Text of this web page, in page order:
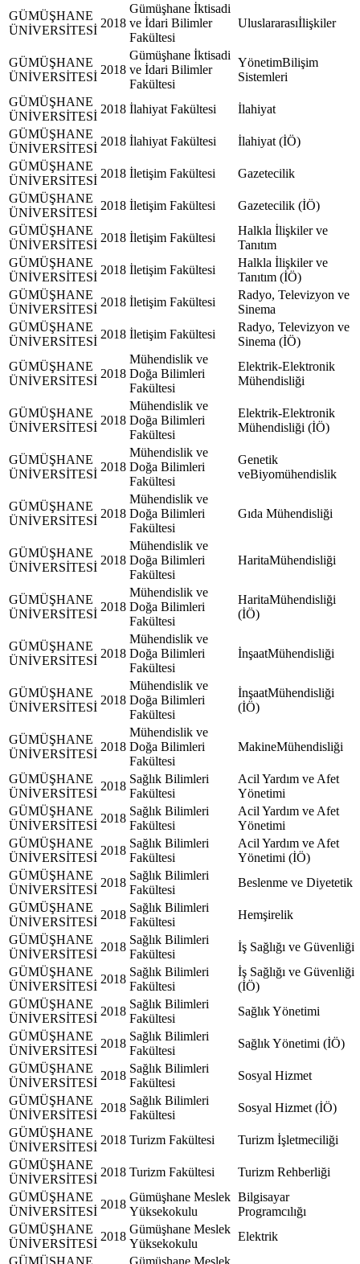
GÜMÜŞHANE
ÜNİVERSİTESİ
2018
Gümüşhane İktisadi
ve İdari Bilimler
Fakültesi
Uluslararasıİlişkiler
GÜMÜŞHANE
ÜNİVERSİTESİ
2018
Gümüşhane İktisadi
ve İdari Bilimler
Fakültesi
YönetimBilişim
Sistemleri
GÜMÜŞHANE
ÜNİVERSİTESİ
2018 İlahiyat Fakültesi
İlahiyat
GÜMÜŞHANE
ÜNİVERSİTESİ
2018 İlahiyat Fakültesi
İlahiyat (İÖ)
GÜMÜŞHANE
ÜNİVERSİTESİ
2018 İletişim Fakültesi
Gazetecilik
GÜMÜŞHANE
ÜNİVERSİTESİ
2018 İletişim Fakültesi
Gazetecilik (İÖ)
GÜMÜŞHANE
ÜNİVERSİTESİ
2018 İletişim Fakültesi
Halkla İlişkiler ve
Tanıtım
GÜMÜŞHANE
ÜNİVERSİTESİ
2018 İletişim Fakültesi
Halkla İlişkiler ve
Tanıtım (İÖ)
GÜMÜŞHANE
ÜNİVERSİTESİ
2018 İletişim Fakültesi
Radyo, Televizyon ve
Sinema
GÜMÜŞHANE
ÜNİVERSİTESİ
2018 İletişim Fakültesi
Radyo, Televizyon ve
Sinema (İÖ)
GÜMÜŞHANE
ÜNİVERSİTESİ
2018
Mühendislik ve
Doğa Bilimleri
Fakültesi
Elektrik-Elektronik
Mühendisliği
GÜMÜŞHANE
ÜNİVERSİTESİ
2018
Mühendislik ve
Doğa Bilimleri
Fakültesi
Elektrik-Elektronik
Mühendisliği (İÖ)
GÜMÜŞHANE
ÜNİVERSİTESİ
2018
Mühendislik ve
Doğa Bilimleri
Fakültesi
Genetik
veBiyomühendislik
GÜMÜŞHANE
ÜNİVERSİTESİ
2018
Mühendislik ve
Doğa Bilimleri
Fakültesi
Gıda Mühendisliği
GÜMÜŞHANE
ÜNİVERSİTESİ
2018
Mühendislik ve
Doğa Bilimleri
Fakültesi
HaritaMühendisliği
GÜMÜŞHANE
ÜNİVERSİTESİ
2018
Mühendislik ve
Doğa Bilimleri
Fakültesi
HaritaMühendisliği
(İÖ)
GÜMÜŞHANE
ÜNİVERSİTESİ
2018
Mühendislik ve
Doğa Bilimleri
Fakültesi
İnşaatMühendisliği
GÜMÜŞHANE
ÜNİVERSİTESİ
2018
Mühendislik ve
Doğa Bilimleri
Fakültesi
İnşaatMühendisliği
(İÖ)
GÜMÜŞHANE
ÜNİVERSİTESİ
2018
Mühendislik ve
Doğa Bilimleri
Fakültesi
MakineMühendisliği
GÜMÜŞHANE
ÜNİVERSİTESİ
2018
Sağlık Bilimleri
Fakültesi
Acil Yardım ve Afet
Yönetimi
GÜMÜŞHANE
ÜNİVERSİTESİ
2018
Sağlık Bilimleri
Fakültesi
Acil Yardım ve Afet
Yönetimi
GÜMÜŞHANE
ÜNİVERSİTESİ
2018
Sağlık Bilimleri
Fakültesi
Acil Yardım ve Afet
Yönetimi (İÖ)
GÜMÜŞHANE
ÜNİVERSİTESİ
2018
Sağlık Bilimleri
Fakültesi
Beslenme ve Diyetetik
GÜMÜŞHANE
ÜNİVERSİTESİ
2018
Sağlık Bilimleri
Fakültesi
Hemşirelik
GÜMÜŞHANE
ÜNİVERSİTESİ
2018
Sağlık Bilimleri
Fakültesi
İş Sağlığı ve Güvenliği
GÜMÜŞHANE
ÜNİVERSİTESİ
2018
Sağlık Bilimleri
Fakültesi
İş Sağlığı ve Güvenliği
(İÖ)
GÜMÜŞHANE
ÜNİVERSİTESİ
2018
Sağlık Bilimleri
Fakültesi
Sağlık Yönetimi
GÜMÜŞHANE
ÜNİVERSİTESİ
2018
Sağlık Bilimleri
Fakültesi
Sağlık Yönetimi (İÖ)
GÜMÜŞHANE
ÜNİVERSİTESİ
2018
Sağlık Bilimleri
Fakültesi
Sosyal Hizmet
GÜMÜŞHANE
ÜNİVERSİTESİ
2018
Sağlık Bilimleri
Fakültesi
Sosyal Hizmet (İÖ)
GÜMÜŞHANE
ÜNİVERSİTESİ
2018 Turizm Fakültesi
Turizm İşletmeciliği
GÜMÜŞHANE
ÜNİVERSİTESİ
2018 Turizm Fakültesi
Turizm Rehberliği
GÜMÜŞHANE
ÜNİVERSİTESİ
2018
Gümüşhane Meslek
Yüksekokulu
Bilgisayar
Programcılığı
GÜMÜŞHANE
ÜNİVERSİTESİ
2018
Gümüşhane Meslek
Yüksekokulu
Elektrik
GÜMÜŞHANE
Gümüşhane Meslek